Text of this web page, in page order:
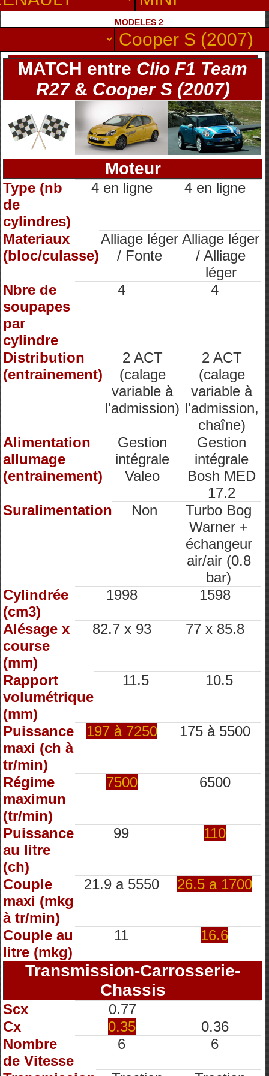
MODELES 2
MATCH entre Clio F1 Team
R27& Cooper S (2007)
Moteur
Type (nb
de
cylindres)
4 en ligne 4 en ligne
Materiaux
(bloc/culasse)
Alliage léger
/ Fonte
Alliage léger
/ Alliage
léger
Nbre de
soupapes
par
cylindre
4 4
Distribution
(entrainement)
2 ACT
(calage
variable à
l'admission)
2 ACT
(calage
variable à
l'admission,
chaîne)
Alimentation
allumage
(entrainement)
Gestion
intégrale
Valeo
Gestion
intégrale
Bosh MED
17.2
Suralimentation
Non
Turbo Bog
Warner +
échangeur
air/air (0.8
bar)
Cylindrée
(cm3)
1998 1598
Alésage x
course
(mm)
82.7 x 93 77 x 85.8
Rapport
volumétrique
(mm)
11.5 10.5
Puissance
maxi (ch à
tr/min)
197 à 7250 175 à 5500
Régime
maximun
(tr/min)
7500 6500
Puissance
au litre
(ch)
99 110
Couple
maxi (mkg
à tr/min)
21.9 a 5550 26.5 a 1700
Couple au
litre (mkg)
11 16.6
Transmission-Carrosserie-
Chassis
Scx
0.77
Cx
0.35
0.36
Nombre
de Vitesse
6 6